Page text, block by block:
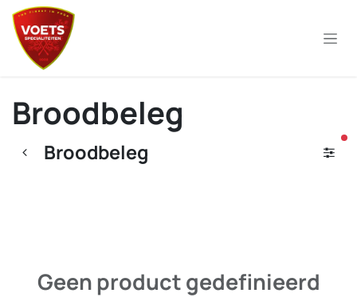
Overslaan naar inhoud
Broodbeleg
Broodbeleg
Geen product gedefinieerd